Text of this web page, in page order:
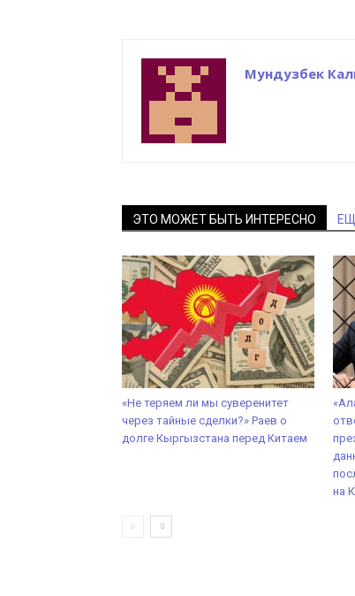
Мундузбек
ЭТО МОЖЕТ БЫТЬ ИНТЕРЕСНО
«Не теряем ли мы суверенитет
через тайные сделки?» Раев о
долге Кыргызстана перед Китаем
на